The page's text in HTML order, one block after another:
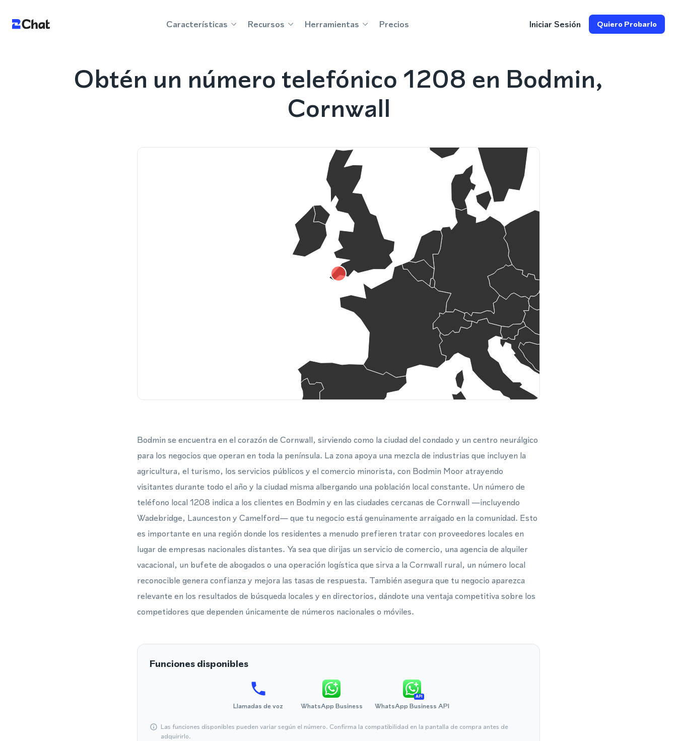
Características Recursos Herramientas Precios Iniciar Sesión Quiero Probarlo
Obtén un número telefónico 1208 en Bodmin,
Cornwall
Bodmin se encuentra en el corazón de Cornwall, sirviendo como la ciudad del condado y un centro neurálgico
para los negocios que operan en toda la península. La zona apoya una mezcla de industrias que incluyen la
agricultura, el turismo, los servicios públicos y el comercio minorista, con Bodmin Moor atrayendo
visitantes durante todo el año y la ciudad misma albergando una población local constante. Un número de
teléfono local 1208 indica a los clientes en Bodmin y en las ciudades cercanas de Cornwall —incluyendo
Wadebridge, Launceston y Camelford— que tu negocio está genuinamente arraigado en la comunidad. Esto
es importante en una región donde los residentes a menudo prefieren tratar con proveedores locales en
lugar de empresas nacionales distantes. Ya sea que dirijas un servicio de comercio, una agencia de alquiler
vacacional, un bufete de abogados o una operación logística que sirva a la Cornwall rural, un número local
reconocible genera confianza y mejora las tasas de respuesta. También asegura que tu negocio aparezca
relevante en los resultados de búsqueda locales y en directorios, dándote una ventaja competitiva sobre los
competidores que dependen únicamente de números nacionales o móviles.
Funciones disponibles
Llamadas de voz WhatsApp Business
API
WhatsApp Business API
Las funciones disponibles pueden variar según el número. Confirma la compatibilidad en la pantalla de compra antes de
adquirirlo.